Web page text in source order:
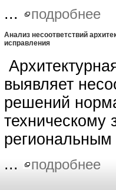
...
подробнее
Анализ несоответствий
исправления
выявляет
решений
техническому
...
подробнее